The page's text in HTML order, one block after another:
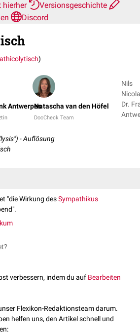
hierher
Versionsgeschichte
Discord
)
AntwerpesNatascha van den Höfel
DocCheck Team
Nils
Dr.
- Auflösung
"die Wirkung desSympathikus
verbessern, indem du auf Bearbeiten
Flexikon-Redaktionsteam darum.
helfen uns, den Artikel schnell und